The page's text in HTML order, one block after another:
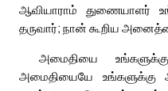
ஆவியாராம் துணையாளர்
தருவார்; நான் கூறிய
அமைதியை
அமைதியையே உங்களுக்கு